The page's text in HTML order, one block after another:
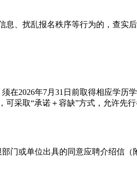
、扰乱报名秩序等行为的，查实
须在2026年7月31日前取得相应学历
采取“承诺＋容缺”方式，允许先
门或单位出具的同意应聘介绍信（